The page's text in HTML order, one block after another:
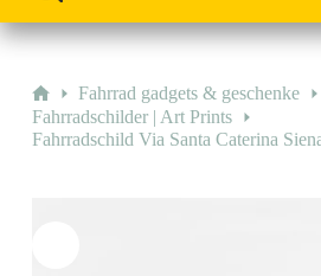
StartFahrrad gadgets & geschenke
Fahrradschilder | Art Prints
Fahrradschild Via Santa Caterina